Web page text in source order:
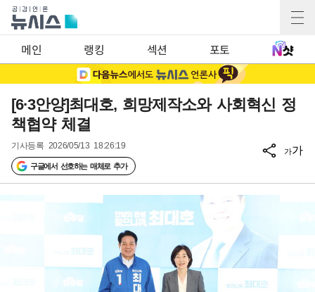
메인 랭킹 섹션 포토
[6·3안양]최대호, 희망제작소와 사회혁신 정
책협약 체결
기사등록 2026/05/13 18:26:19
구글에서 선호하는 매체로 추가
가가